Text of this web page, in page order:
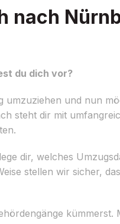
nach
du dich vor?
und nun
steht dir mit
dir, welches
stellen wir sicher,